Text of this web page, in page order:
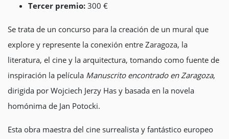
Tercer premio: 300 €
Se trata de un concurso para la creación de un mural que
explore y represente la conexión entre Zaragoza, la
literatura, el cine y la arquitectura, tomando como fuente de
inspiración la película Manuscrito encontrado en Zaragoza,
dirigida por Wojciech Jerzy Has y basada en la novela
homónima de Jan Potocki.
Esta obra maestra del cine surrealista y fantástico europeo